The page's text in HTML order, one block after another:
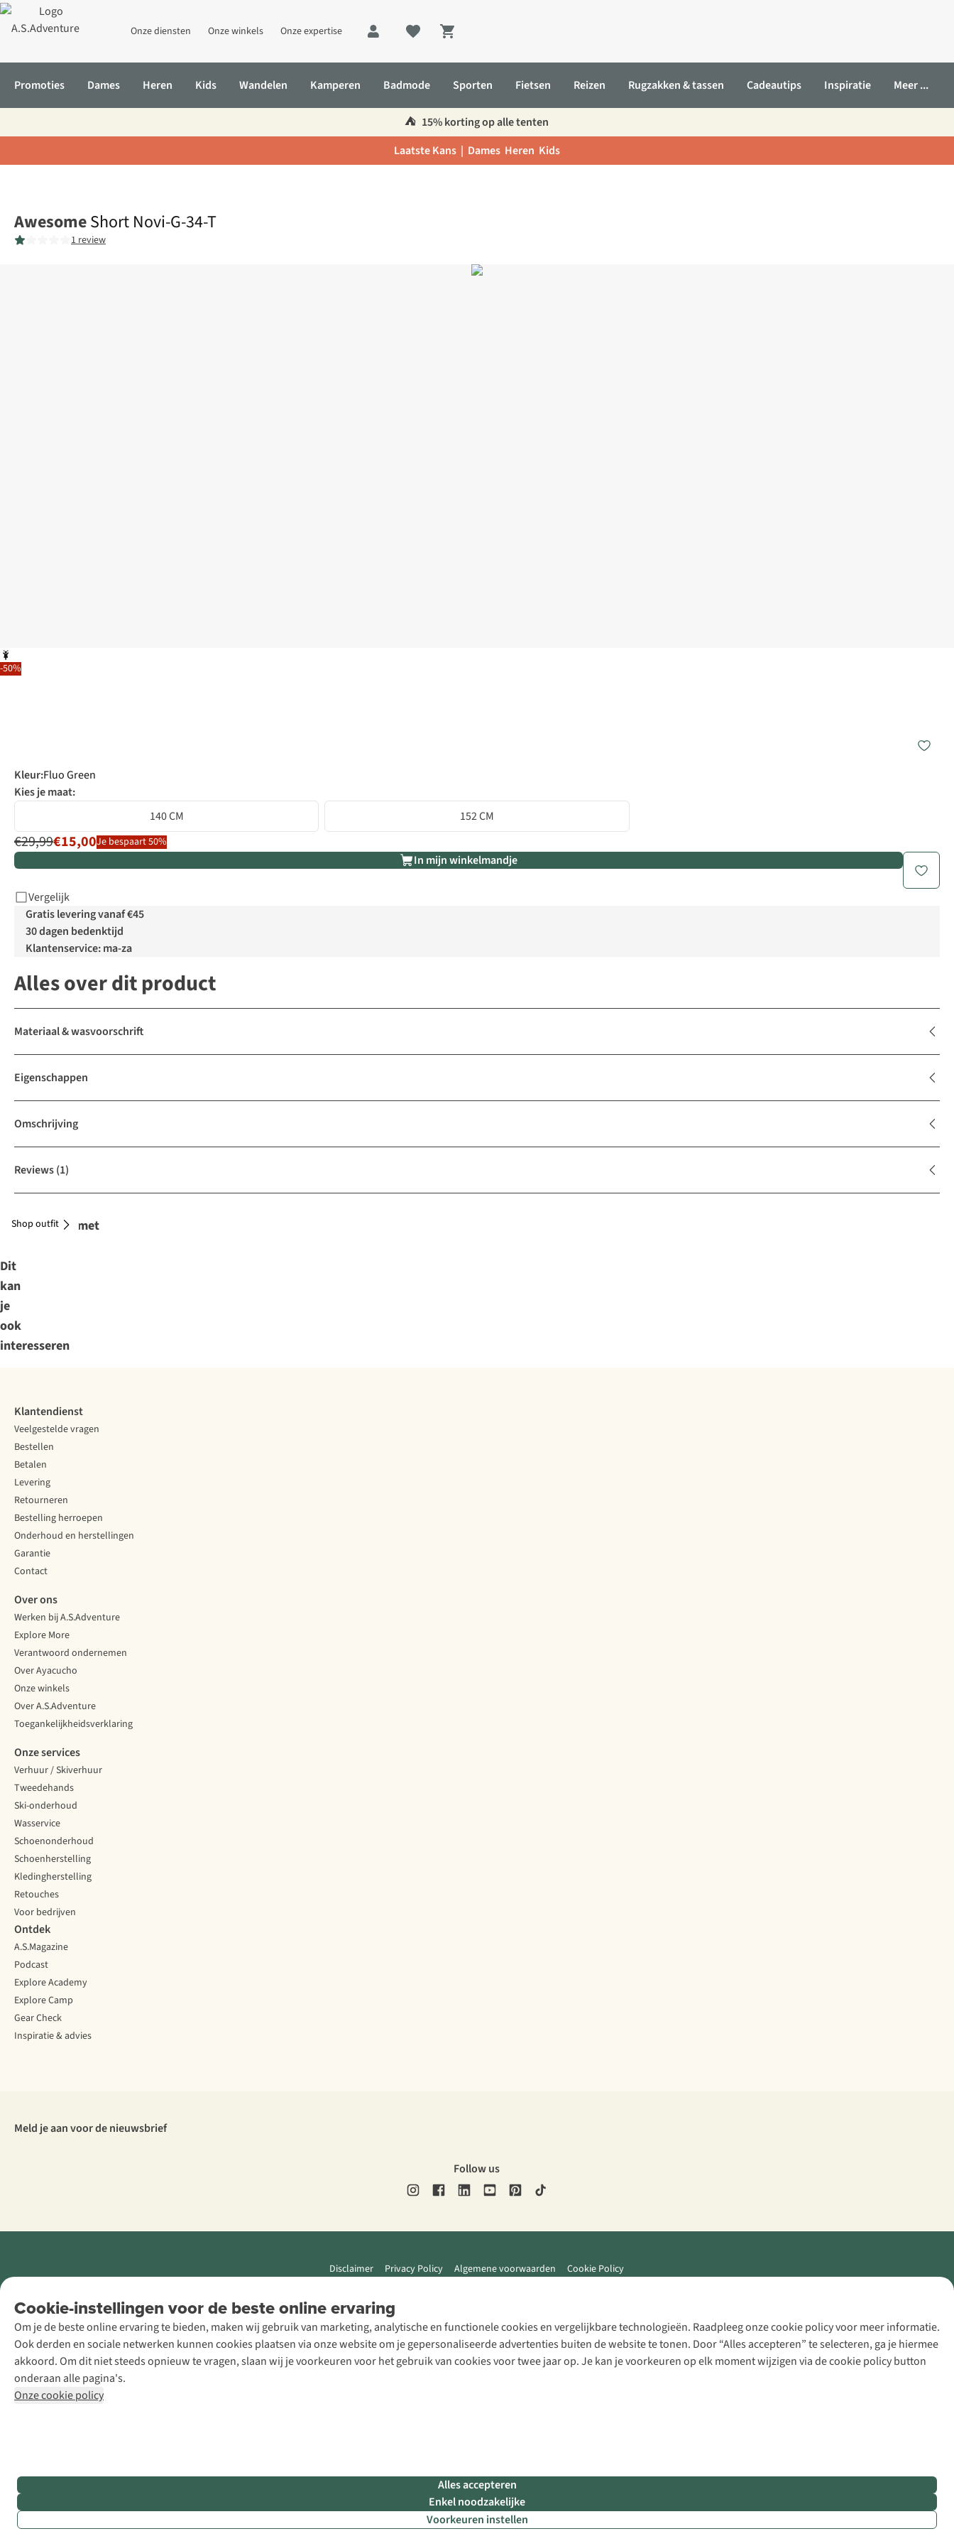
Onze diensten Onze winkels Onze expertise
Shopping cart
Promoties Dames Heren Kids Wandelen Kamperen Badmode Sporten Fietsen Reizen Rugzakken & tassen Cadeautips Inspiratie Meer ...
⛺️ 15% korting op alle tenten
Laatste Kans | Dames Heren Kids
-50%
AwesomeShort Novi-G-34-T
1 review
Kleur:Fluo Green
Kies je maat:
140 CM
152 CM
€29,99€15,00Je bespaart 50%
In mijn winkelmandje
Vergelijk
Gratis levering vanaf €45
30 dagen bedenktijd
Klantenservice: ma-za
Alles over dit product
Materiaal & wasvoorschrift
Eigenschappen
Omschrijving
Reviews(1)
Combineer met
Shop outfit
Dit
kan
je
ook
interesseren
Cookie-instellingen voor de beste online ervaring
Om je de beste online ervaring te bieden, maken wij gebruik van marketing, analytische en functionele cookies en vergelijkbare technologieën. Raadpleeg onze cookie policy voor meer informatie.
Ook derden en sociale netwerken kunnen cookies plaatsen via onze website om je gepersonaliseerde advertenties buiten de website te tonen. Door “Alles accepteren” te selecteren, ga je hiermee
akkoord. Om dit niet steeds opnieuw te vragen, slaan wij je voorkeuren voor het gebruik van cookies voor twee jaar op. Je kan je voorkeuren op elk moment wijzigen via de cookie policy button
onderaan alle pagina's.
Onze cookie policy
Alles accepteren
Enkel noodzakelijke
Voorkeuren instellen
Klantendienst
Veelgestelde vragen
Bestellen
Betalen
Levering
Retourneren
Bestelling herroepen
Onderhoud en herstellingen
Garantie
Contact
Over ons
Werken bij A.S.Adventure
Explore More
Verantwoord ondernemen
Over Ayacucho
Onze winkels
Over A.S.Adventure
Toegankelijkheidsverklaring
Onze services
Verhuur / Skiverhuur
Tweedehands
Ski-onderhoud
Wasservice
Schoenonderhoud
Schoenherstelling
Kledingherstelling
Retouches
Voor bedrijven
Ontdek
A.S.Magazine
Podcast
Explore Academy
Explore Camp
Gear Check
Inspiratie & advies
Meld je aan voor de nieuwsbrief
Follow us
Disclaimer Privacy Policy Algemene voorwaarden Cookie Policy
Retail Concepts
NV,
Smallandlaan
9, B-2660
Hoboken
+32 (0)3 828
30 15